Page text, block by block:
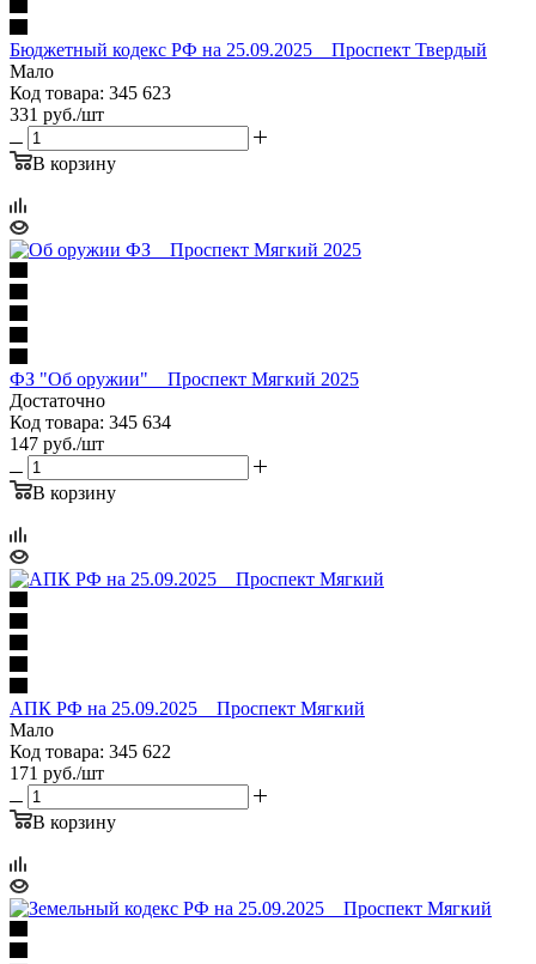
Бюджетный кодекс РФ на 25.09.2025 _ Проспект Твердый
Мало
Код товара: 345 623
331 руб./шт
В корзину
ФЗ "Об оружии" _ Проспект Мягкий 2025
Достаточно
Код товара: 345 634
147 руб./шт
В корзину
АПК РФ на 25.09.2025 _ Проспект Мягкий
Мало
Код товара: 345 622
171 руб./шт
В корзину